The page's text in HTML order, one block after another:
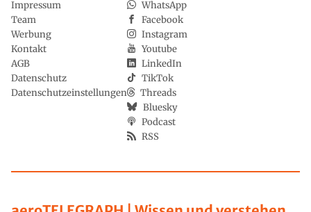
Impressum
Team
Werbung
Kontakt
AGB
Datenschutz
Datenschutzeinstellungen
WhatsApp
Facebook
Instagram
Youtube
LinkedIn
TikTok
Threads
Bluesky
Podcast
RSS